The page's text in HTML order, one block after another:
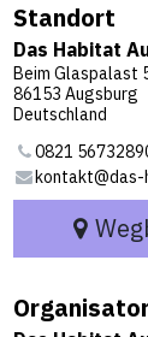
Standort
Das Habitat
Beim Glaspalast
86153 Augsburg
Deutschland
0821